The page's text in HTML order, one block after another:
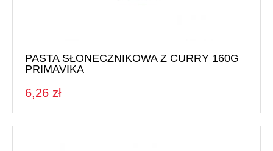
PASTA SŁONECZNIKOWA Z CURRY 160G
PRIMAVIKA
6,26 zł